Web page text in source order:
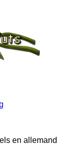
en allemand